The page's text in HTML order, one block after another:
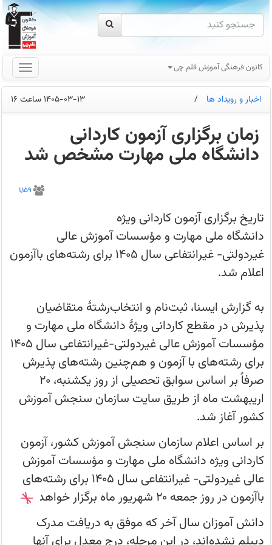
کانون فرهنگی آموزش قلم چی
اخبار و رویداد ها / 1405-03-13 ساعت 16
زمان برگزاری آزمون کاردانی
دانشگاه ملی مهارت مشخص شد
ویژه
دانشگاه
ملی
مهارت
مؤسسات
آموزش
عالی
غیردولتی-
سال
1405
برای
رشته‌های
باآزمون
اعلام
شد.
1,159
تاریخ برگزاری آزمون کاردانی ویژه
دانشگاه ملی مهارت و مؤسسات آموزش عالی
غیردولتی- غیرانتفاعی سال ۱۴۰۵ برای رشته‌های باآزمون
اعلام شد.
به گزارش ایسنا، ثبت‌نام و انتخاب‌رشتۀ متقاضیان
پذیرش در مقطع کاردانی ویژۀ دانشگاه ملی مهارت و
مؤسسات آموزش عالی غیردولتی-غیرانتفاعی سال ۱۴۰۵
برای رشته‌های با آزمون و هم‌چنین رشته‌های پذیرش
صرفاً بر اساس سوابق تحصیلی از روز یکشنبه، ۲۰
اریبهشت ماه از طریق سایت سازمان سنجش آموزش
کشور آغاز شد.
بر اساس اعلام سازمان سنجش آموزش کشور، آزمون
کاردانی ویژه دانشگاه ملی مهارت و مؤسسات آموزش
عالی غیردولتی- غیرانتفاعی سال ۱۴۰۵ برای رشته‌های
باآزمون در روز جمعه ۲۰ شهریور ماه برگزار خواهد شد.
دانش آموزان سال آخر که موفق به دریافت مدرک